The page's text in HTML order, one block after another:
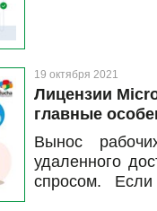
19 октября 2021
Лицензии
главные
Вынос
удаленного
спросом.